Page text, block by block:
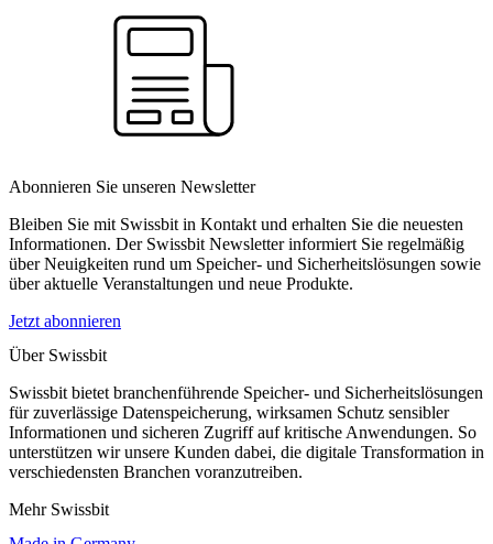
Abonnieren Sie unseren Newsletter
Bleiben Sie mit Swissbit in Kontakt und erhalten Sie die neuesten
Informationen. Der Swissbit Newsletter informiert Sie regelmäßig
über Neuigkeiten rund um Speicher- und Sicherheitslösungen sowie
über aktuelle Veranstaltungen und neue Produkte.
Jetzt abonnieren
Über Swissbit
Swissbit bietet branchenführende Speicher- und Sicherheitslösungen
für zuverlässige Datenspeicherung, wirksamen Schutz sensibler
Informationen und sicheren Zugriff auf kritische Anwendungen. So
unterstützen wir unsere Kunden dabei, die digitale Transformation in
verschiedensten Branchen voranzutreiben.
Mehr Swissbit